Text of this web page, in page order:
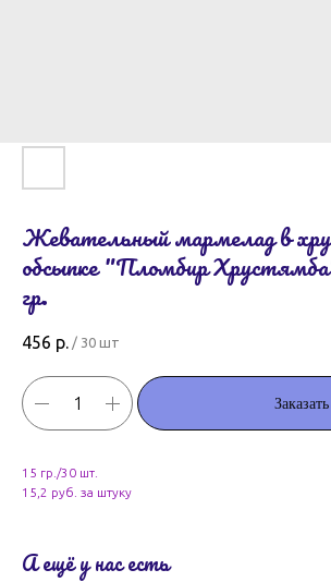
Жевательный мармелад в
обсыпке "Пломбир
гр.
456 р. / 30 шт
Заказать
15 гр./30 шт.
15,2 руб. за штуку
А ещё у нас есть